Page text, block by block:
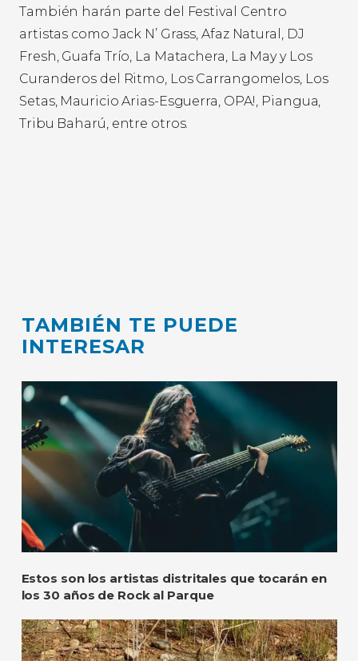
También harán parte del Festival Centro
artistas como Jack N’ Grass, Afaz Natural, DJ
Fresh, Guafa Trío, La Matachera, La May y Los
Curanderos del Ritmo, Los Carrangomelos, Los
Setas, Mauricio Arias-Esguerra, OPA!, Piangua,
Tribu Baharú, entre otros.
TAMBIÉN TE PUEDE
INTERESAR
Estos son los artistas distritales que tocarán en
los 30 años de Rock al Parque